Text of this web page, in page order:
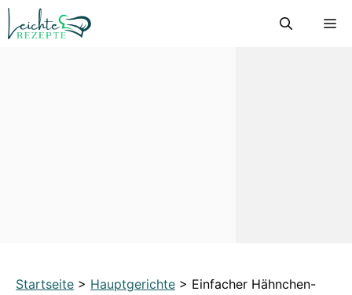
Zum
Inhalt
Startseite > Hauptgerichte > Einfacher Hähnchen-